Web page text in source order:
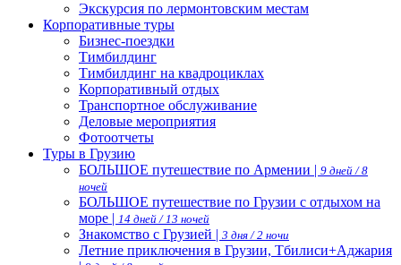
Экскурсия по лермонтовским местам
Корпоративные туры
Бизнес-поездки
Тимбилдинг
Тимбилдинг на квадроциклах
Корпоративный отдых
Транспортное обслуживание
Деловые мероприятия
Фотоотчеты
Туры в Грузию
БОЛЬШОЕ путешествие по Армении | 9 дней / 8
ночей
БОЛЬШОЕ путешествие по Грузии с отдыхом на
море | 14 дней / 13 ночей
Знакомство с Грузией | 3 дня / 2 ночи
Летние приключения в Грузии, Тбилиси+Аджария